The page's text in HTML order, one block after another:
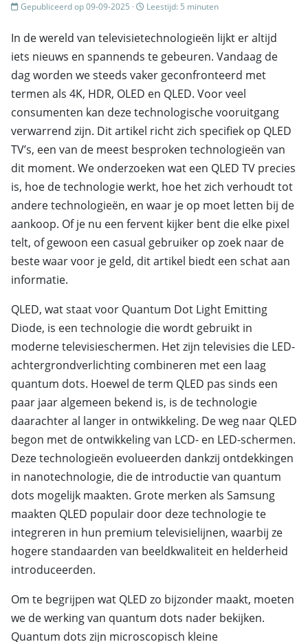
Gepubliceerd op 09-09-2025 · Leestijd: 5 minuten
In de wereld van televisietechnologieën lijkt er altijd
iets nieuws en spannends te gebeuren. Vandaag de
dag worden we steeds vaker geconfronteerd met
termen als 4K, HDR, OLED en QLED. Voor veel
consumenten kan deze technologische vooruitgang
verwarrend zijn. Dit artikel richt zich specifiek op QLED
TV’s, een van de meest besproken technologieën van
dit moment. We onderzoeken wat een QLED TV precies
is, hoe de technologie werkt, hoe het zich verhoudt tot
andere technologieën, en waar je op moet letten bij de
aankoop. Of je nu een fervent kijker bent die elke pixel
telt, of gewoon een casual gebruiker op zoek naar de
beste waar voor je geld, dit artikel biedt een schat aan
informatie.
QLED, wat staat voor Quantum Dot Light Emitting
Diode, is een technologie die wordt gebruikt in
moderne televisieschermen. Het zijn televisies die LED-
achtergrondverlichting combineren met een laag
quantum dots. Hoewel de term QLED pas sinds een
paar jaar algemeen bekend is, is de technologie
daarachter al langer in ontwikkeling. De weg naar QLED
begon met de ontwikkeling van LCD- en LED-schermen.
Deze technologieën evolueerden dankzij ontdekkingen
in nanotechnologie, die de introductie van quantum
dots mogelijk maakten. Grote merken als Samsung
maakten QLED populair door deze technologie te
integreren in hun premium televisielijnen, waarbij ze
hogere standaarden van beeldkwaliteit en helderheid
introduceerden.
Om te begrijpen wat QLED zo bijzonder maakt, moeten
we de werking van quantum dots nader bekijken.
Quantum dots zijn microscopisch kleine